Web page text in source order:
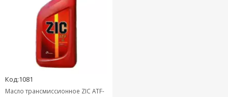
Код:1081
Масло трансмиссионное ZIC ATF-